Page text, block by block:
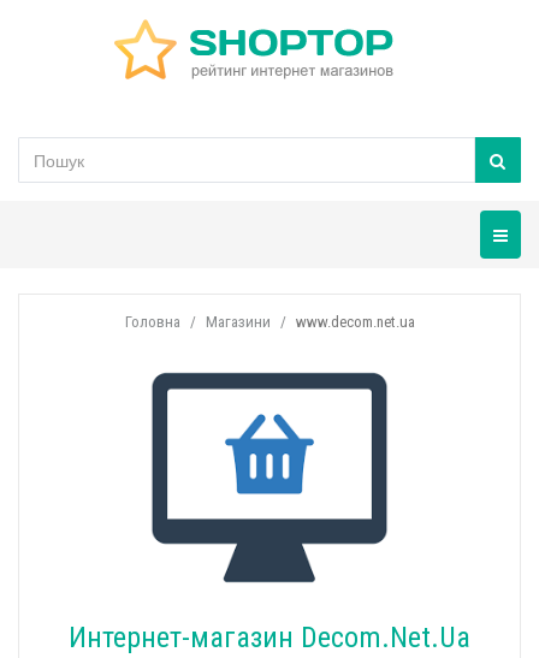
Головна Магазини www.decom.net.ua
Интернет-магазин Decom.Net.Ua